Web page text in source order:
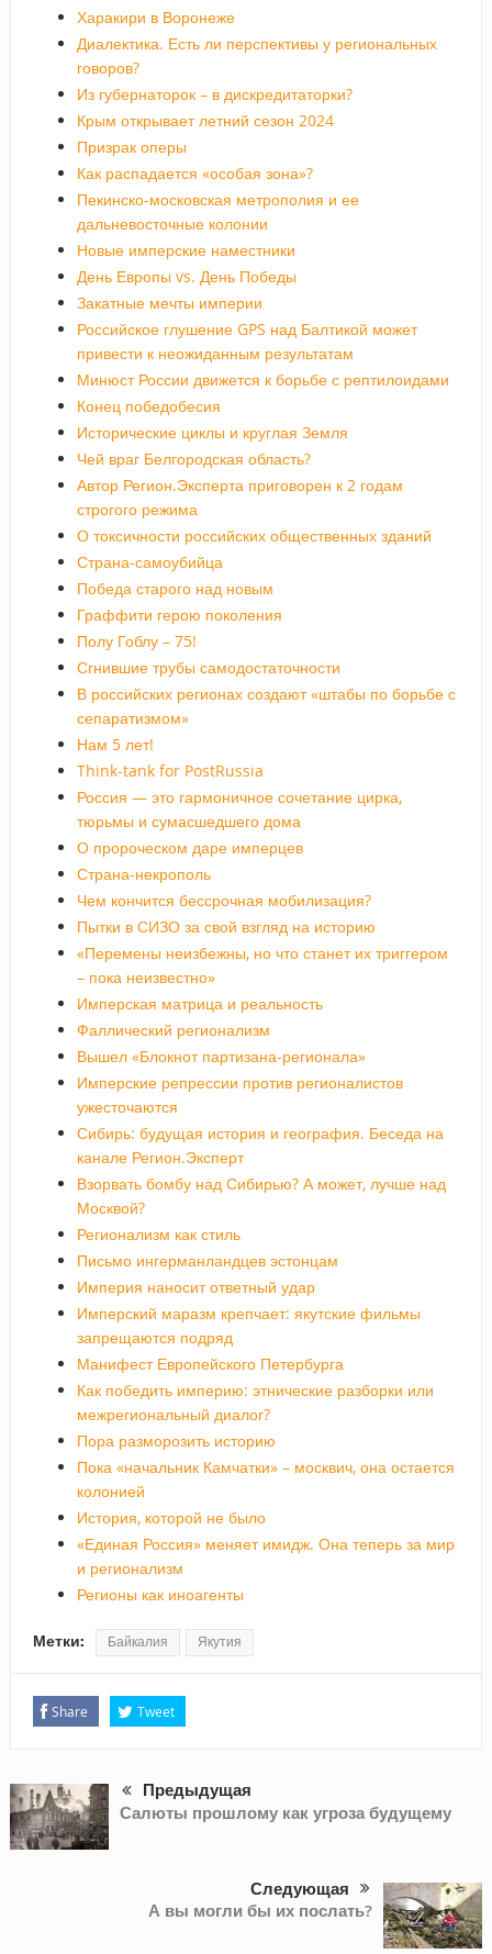
Харакири в Воронеже
Диалектика. Есть ли перспективы у региональных
говоров?
Из губернаторок – в дискредитаторки?
Крым открывает летний сезон 2024
Призрак оперы
Как распадается «особая зона»?
Пекинско-московская метрополия и ее
дальневосточные колонии
Новые имперские наместники
День Европы vs. День Победы
Закатные мечты империи
Российское глушение GPS над Балтикой может
привести к неожиданным результатам
Минюст России движется к борьбе с рептилоидами
Конец победобесия
Исторические циклы и круглая Земля
Чей враг Белгородская область?
Автор Регион.Эксперта приговорен к 2 годам
строгого режима
О токсичности российских общественных зданий
Страна-самоубийца
Победа старого над новым
Граффити герою поколения
Полу Гоблу – 75!
Сгнившие трубы самодостаточности
В российских регионах создают «штабы по борьбе с
сепаратизмом»
Нам 5 лет!
Think-tank for PostRussia
Россия — это гармоничное сочетание цирка,
тюрьмы и сумасшедшего дома
О пророческом даре имперцев
Страна-некрополь
Чем кончится бессрочная мобилизация?
Пытки в СИЗО за свой взгляд на историю
«Перемены неизбежны, но что станет их триггером
– пока неизвестно»
Имперская матрица и реальность
Фаллический регионализм
Вышел «Блокнот партизана-регионала»
Имперские репрессии против регионалистов
ужесточаются
Сибирь: будущая история и география. Беседа на
канале Регион.Эксперт
Взорвать бомбу над Сибирью? А может, лучше над
Москвой?
Регионализм как стиль
Письмо ингерманландцев эстонцам
Империя наносит ответный удар
Имперский маразм крепчает: якутские фильмы
запрещаются подряд
Манифест Европейского Петербурга
Как победить империю: этнические разборки или
межрегиональный диалог?
Пора разморозить историю
Пока «начальник Камчатки» – москвич, она остается
колонией
История, которой не было
«Единая Россия» меняет имидж. Она теперь за мир
и регионализм
Регионы как иноагенты
Метки: Байкалия Якутия
Share Tweet
Предыдущая
Салюты прошлому как угроза будущему
Следующая
А вы могли бы их послать?